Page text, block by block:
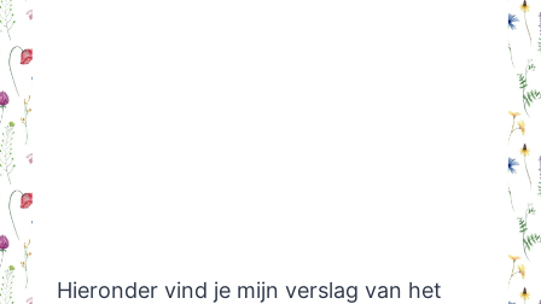
Hieronder vind je mijn verslag van het